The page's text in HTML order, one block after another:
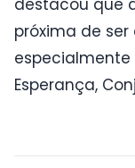
destacou que
próxima de
Esperança,